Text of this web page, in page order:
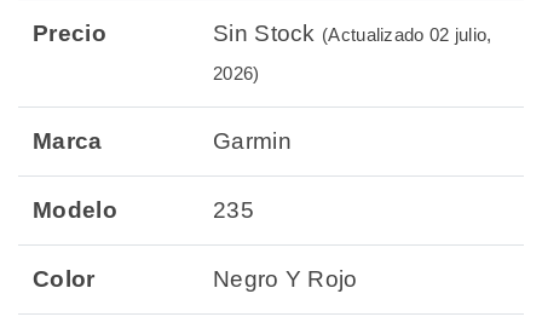
Precio Sin Stock (Actualizado 02 julio,
2026)
Marca Garmin
Modelo 235
Color Negro Y Rojo